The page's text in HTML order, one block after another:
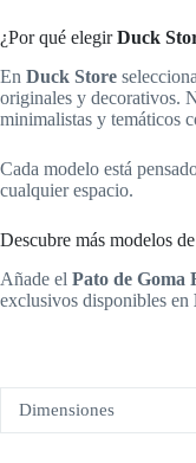
¿Por qué elegirDuck
En Duck Store
originales y decorativos.
minimalistas y temáticos
Cada modelo está
cualquier espacio.
Descubre más modelos de
Añade el Pato de Goma
exclusivos disponibles en
Dimensiones